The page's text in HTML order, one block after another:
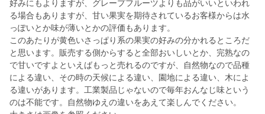
好みにもよりますが、グレープフルーツよりも品がいいといわれ
る場合もありますが、甘い果実を期待されているお客様からは水
っぽいとか味が薄いとかの評価もあります。
このあたりが黄色いさっぱり系の果実の好みの分かれるところだ
と思います。販売する側からすると全部おいしいとか、完熟なの
で甘いですよといえばもっと売れるのですが、自然物なので品種
による違い、その時の天候による違い、園地による違い、木によ
る違いがあります。工業製品じゃないので毎年おんなじ味という
のは不能です。自然物ゆえの違いをあえて楽しんでください。